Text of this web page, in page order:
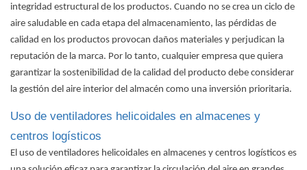
integridad estructural de los productos. Cuando no se crea un ciclo de
aire saludable en cada etapa del almacenamiento, las pérdidas de
calidad en los productos provocan daños materiales y perjudican la
reputación de la marca. Por lo tanto, cualquier empresa que quiera
garantizar la sostenibilidad de la calidad del producto debe considerar
la gestión del aire interior del almacén como una inversión prioritaria.
Uso de ventiladores helicoidales en almacenes y
centros logísticos
El uso de ventiladores helicoidales en almacenes y centros logísticos es